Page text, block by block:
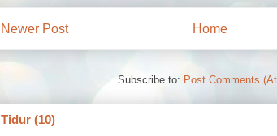
Newer Post Home
Subscribe to: Post Comments
Tidur (10)